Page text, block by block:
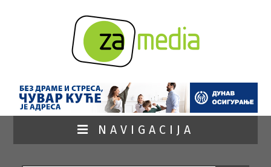
NAVIGACIJA